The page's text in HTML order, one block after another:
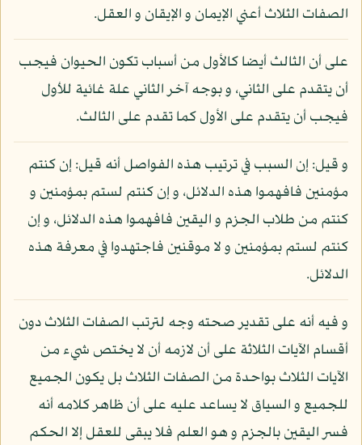
الصفات الثلاث أعني الإيمان و الإيقان و العقل.
على أن الثالث أيضا كالأول من أسباب تكون الحيوان فيجب
أن يتقدم على الثاني، و بوجه آخر الثاني علة غائية للأول
فيجب أن يتقدم على الأول كما تقدم على الثالث.
و قيل: إن السبب في ترتيب هذه الفواصل أنه قيل: إن كنتم
مؤمنين فافهموا هذه الدلائل، و إن كنتم لستم بمؤمنين و
كنتم من طلاب الجزم و اليقين فافهموا هذه الدلائل، و إن
كنتم لستم بمؤمنين و لا موقنين فاجتهدوا في معرفة هذه
الدلائل.
و فيه أنه على تقدير صحته وجه لترتب الصفات الثلاث دون
أقسام الآيات الثلاثة على أن لازمه أن لا يختص شيء من
الآيات الثلاث بواحدة من الصفات الثلاث بل يكون الجميع
للجميع و السياق لا يساعد عليه على أن ظاهر كلامه أنه
فسر اليقين بالجزم و هو العلم فلا يبقى للعقل إلا الحكم